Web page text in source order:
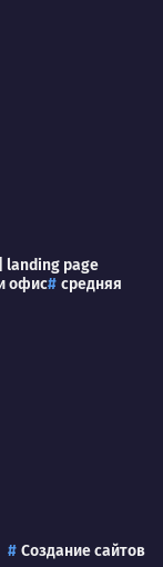
landing page
офис средняя
Создание сайтов